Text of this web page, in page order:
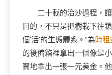
二十載的治沙過程，
目的，不只是把樹栽下往
個‘活’的生態體系。”為時租
的後備箱裡拿出一個像是
翼地拿出一張一元美金。